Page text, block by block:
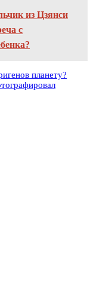
из Цзянси
с
планету?